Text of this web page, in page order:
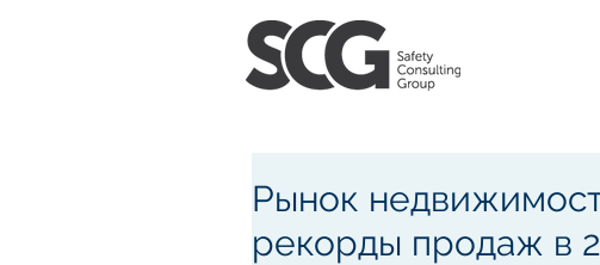
Рынок
рекорды продаж в